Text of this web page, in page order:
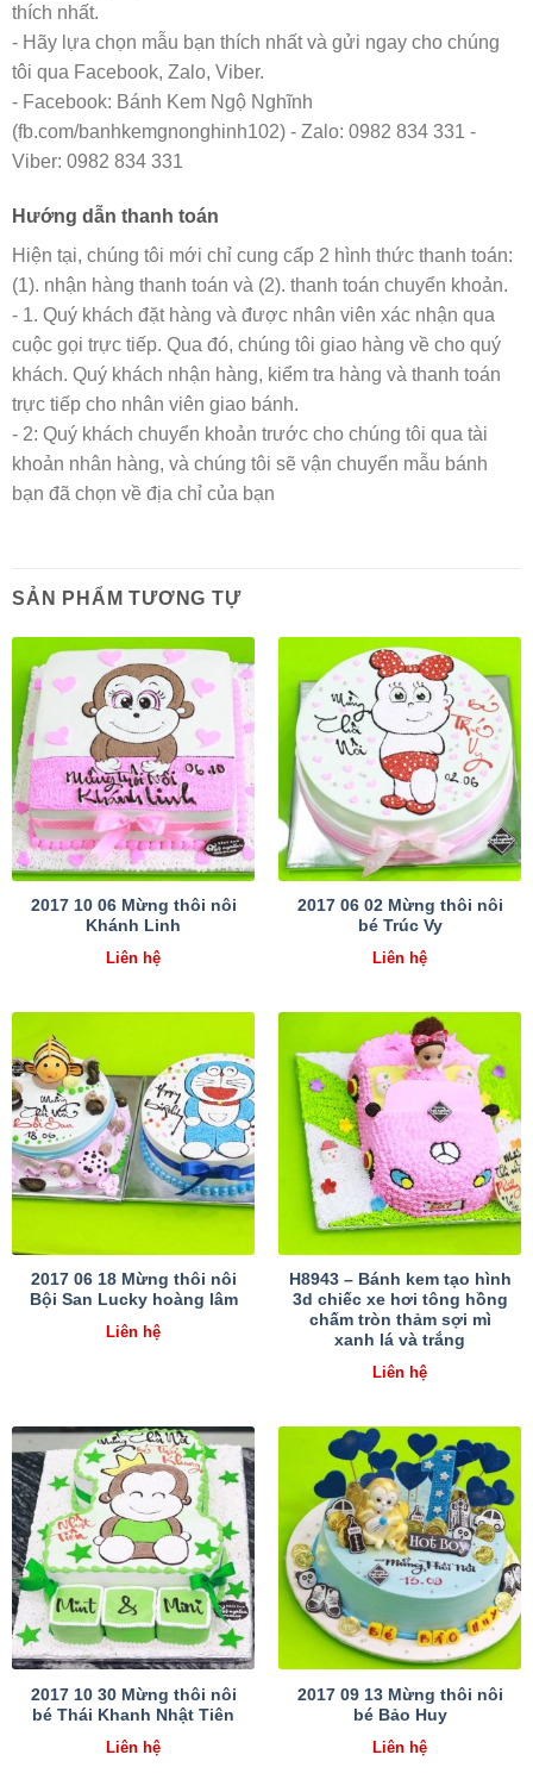
thích nhất.
- Hãy lựa chọn mẫu bạn thích nhất và gửi ngay cho chúng
tôi qua Facebook, Zalo, Viber.
- Facebook: Bánh Kem Ngộ Nghĩnh
(fb.com/banhkemgnonghinh102) - Zalo: 0982 834 331 -
Viber: 0982 834 331
Hướng dẫn thanh toán
Hiện tại, chúng tôi mới chỉ cung cấp 2 hình thức thanh toán:
(1). nhận hàng thanh toán và (2). thanh toán chuyển khoản.
- 1. Quý khách đặt hàng và được nhân viên xác nhận qua
cuộc gọi trực tiếp. Qua đó, chúng tôi giao hàng về cho quý
khách. Quý khách nhận hàng, kiểm tra hàng và thanh toán
trực tiếp cho nhân viên giao bánh.
- 2: Quý khách chuyển khoản trước cho chúng tôi qua tài
khoản nhân hàng, và chúng tôi sẽ vận chuyển mẫu bánh
bạn đã chọn về địa chỉ của bạn
SẢN PHẨM TƯƠNG TỰ
2017 10 06 Mừng thôi nôi
Khánh Linh
Liên hệ
2017 06 02 Mừng thôi nôi
bé Trúc Vy
Liên hệ
2017 06 18 Mừng thôi nôi
Bội San Lucky hoàng lâm
Liên hệ
H8943 – Bánh kem tạo hình
3d chiếc xe hơi tông hồng
chấm tròn thảm sợi mì
xanh lá và trắng
Liên hệ
2017 10 30 Mừng thôi nôi
bé Thái Khanh Nhật Tiên
Liên hệ
2017 09 13 Mừng thôi nôi
bé Bảo Huy
Liên hệ